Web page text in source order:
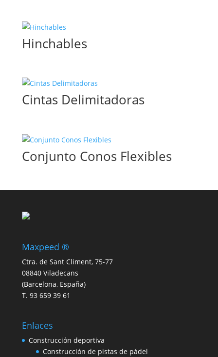
Hinchables
Cintas Delimitadoras
Conjunto Conos Flexibles
Maxpeed ®
Ctra. de Sant Climent, 75-77
08840 Viladecans
(Barcelona, España)
T. 93 659 39 61
Enlaces
Construcción deportiva
Construcción de pistas de pádel